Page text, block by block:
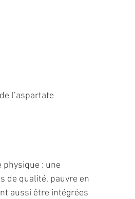
l’aspartate
physique : une
de qualité, pauvre en
aussi être intégrées